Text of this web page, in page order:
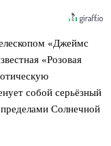
«Джеймс
«Розовая
собой серьёзный
Солнечной